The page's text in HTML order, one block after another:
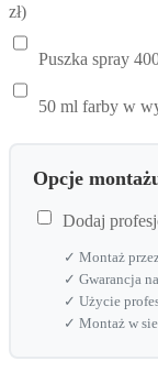
zł)
Puszka spray
50 ml farby w
Opcje
Dodaj
✓ Montaż
✓ Gwarancja
✓ Użycie
✓ Montaż w